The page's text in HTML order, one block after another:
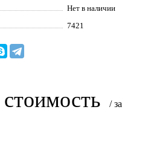
Нет в наличии
7421
/ за